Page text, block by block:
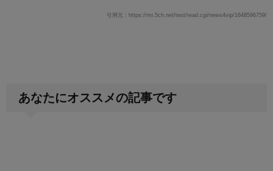
引用元：https://mi.5ch.net/test/read.cgi/news4vip/1648596759/
あなたにオススメの記事です